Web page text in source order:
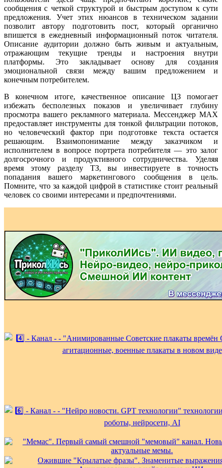
сообщения с четкой структурой и быстрым доступом к сути
предложения. Учет этих нюансов в техническом задании
позволит автору подготовить пост, который органично
впишется в ежедневный информационный поток читателя.
Описание аудитории должно быть живым и актуальным,
отражающим текущие тренды и настроения внутри
платформы. Это закладывает основу для создания
эмоциональной связи между вашим предложением и
конечным потребителем.
В конечном итоге, качественное описание ЦЗ помогает
избежать бесполезных показов и увеличивает глубину
просмотра вашего рекламного материала. Мессенджер MAX
предоставляет инструменты для тонкой фильтрации потоков,
но человеческий фактор при подготовке текста остается
решающим. Взаимопонимание между заказчиком и
исполнителем в вопросе портрета потребителя — это залог
долгосрочного и продуктивного сотрудничества. Уделяя
время этому разделу ТЗ, вы инвестируете в точность
попадания вашего маркетингового сообщения в цель.
Помните, что за каждой цифрой в статистике стоит реальный
человек со своими интересами и предпочтениями.